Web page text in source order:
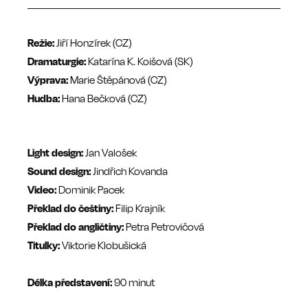
Režie:Jiří Honzírek (CZ)
Dramaturgie:Katarína K. Koišová (SK)
Výprava:Marie Štěpánová (CZ)
Hudba:Hana Bečková (CZ)
Light design:Jan Valošek
Sound design:Jindřich Kovanda
Video:Dominik Pacek
Překlad do češtiny:Filip Krajník
Překlad do angličtiny:Petra Petrovičová
Titulky:Viktorie Klobušická
Délka představení:90 minut